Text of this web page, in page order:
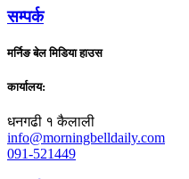
सम्पर्क
मर्निङ बेल मिडिया हाउस
कार्यालय:
धनगढी १ कैलाली
info@morningbelldaily.com
091-521449